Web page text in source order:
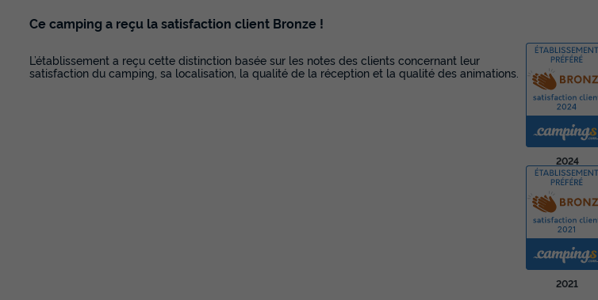
Ce camping a reçu la satisfaction client Bronze !
L’établissement a reçu cette distinction basée sur les notes des clients concernant leur
satisfaction du camping, sa localisation, la qualité de la réception et la qualité des animations.
2024
2021